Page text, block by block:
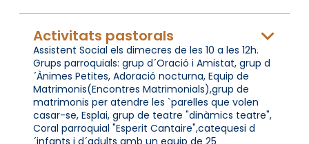
Activitats pastorals
Assistent Social els dimecres de les 10 a les 12h.
Grups parroquials: grup d´Oració i Amistat, grup d
´Ànimes Petites, Adoració nocturna, Equip de
Matrimonis(Encontres Matrimonials),grup de
matrimonis per atendre les `parelles que volen
casar-se, Esplai, grup de teatre "dinàmics teatre",
Coral parroquial "Esperit Cantaire",catequesi d
´infants i d´adults amb un equip de 25